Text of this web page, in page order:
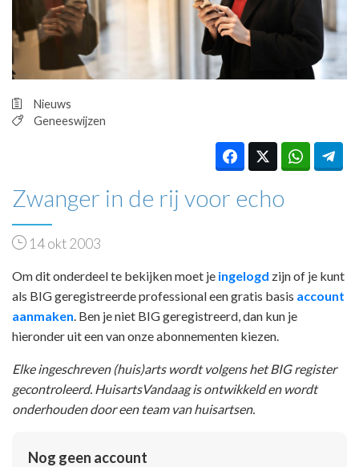
PRAKTIJKZAKEN
TARIEVEN
VPHUISARTSEN
INLOGGEN
Nieuws
Geneeswijzen
Zwanger in de rij voor echo
14 okt 2003
Om dit onderdeel te bekijken moet je ingelogd zijn of je kunt
als BIG geregistreerde professional een gratis basis account
aanmaken . Ben je niet BIG geregistreerd, dan kun je
hieronder uit een van onze abonnementen kiezen.
Elke ingeschreven (huis)arts wordt volgens het BIG register
gecontroleerd. HuisartsVandaag is ontwikkeld en wordt
onderhouden door een team van huisartsen.
Nog geen account